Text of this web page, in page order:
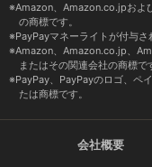
Amazon、Amazon.co.jpおよ
の商標です。
PayPayマネーライトが付与さ
Amazon、Amazon.co.jp、
またはその関連会社の商標で
PayPay、PayPayのロゴ、ペ
たは商標です。
会社概要